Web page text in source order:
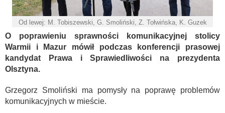
Od lewej: M. Tobiszewski, G. Smoliński, Z. Tołwińska, K. Guzek
O poprawieniu sprawności komunikacyjnej stolicy
Warmii i Mazur mówił podczas konferencji prasowej
kandydat Prawa i Sprawiedliwości na prezydenta
Olsztyna.
Grzegorz Smoliński ma pomysły na poprawę problemów
komunikacyjnych w mieście.